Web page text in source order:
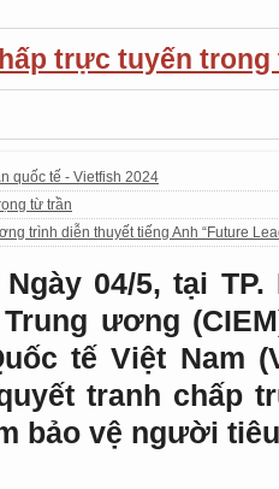
trực tuyến
quốc tế - Vietfish 2024
từ trần
trình diễn thuyết tiếng Anh “Future
Ngày 04/5, tại
ương
tế Việt Nam
tranh chấp
bảo vệ người